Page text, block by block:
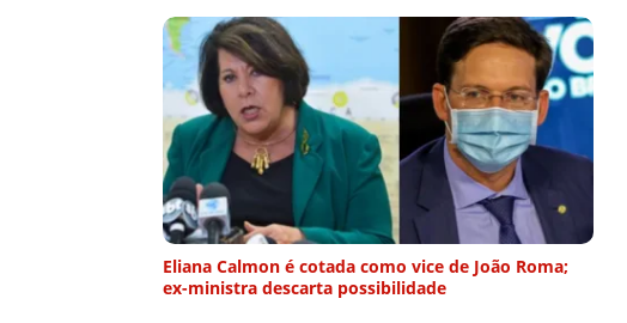
Eliana Calmon é cotada como vice de João Roma;
ex-ministra descarta possibilidade